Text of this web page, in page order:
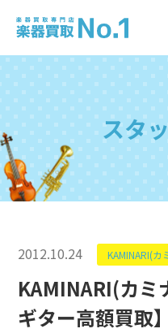
スタ
2012.10.24 KAMINARI(カ
KAMINARI(カミ
ギター高額買取】